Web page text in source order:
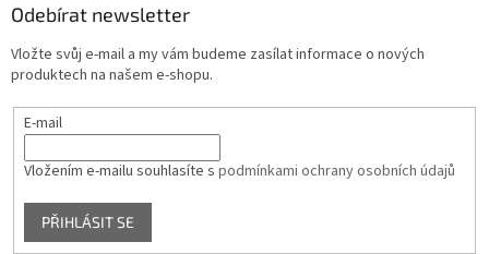
Odebírat newsletter
Vložte svůj e-mail a my vám budeme zasílat informace o nových
produktech na našem e-shopu.
E-mail
Vložením e-mailu souhlasíte s podmínkami ochrany osobních údajů
PŘIHLÁSIT SE